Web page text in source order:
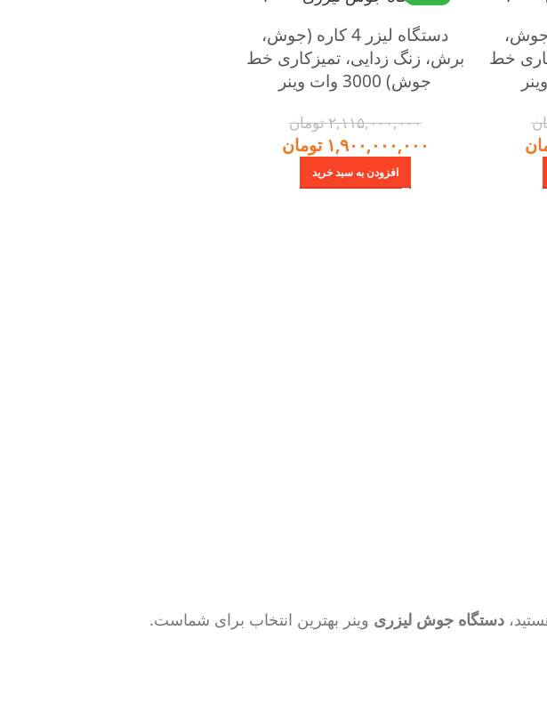
کاره (جوش،
خط
دستگاه لیزر 4 کاره (جوش،
برش، زنگ زدایی، تمیزکاری خط
جوش) 3000 وات وینر
۲,۱۱۵,۰۰۰,۰۰۰تومان
۱,۹۰۰,۰۰۰,۰۰۰ تومان
افزودن به سبد خرید
دستگاه جوش لیزری وینر بهترین انتخاب برای شماست.